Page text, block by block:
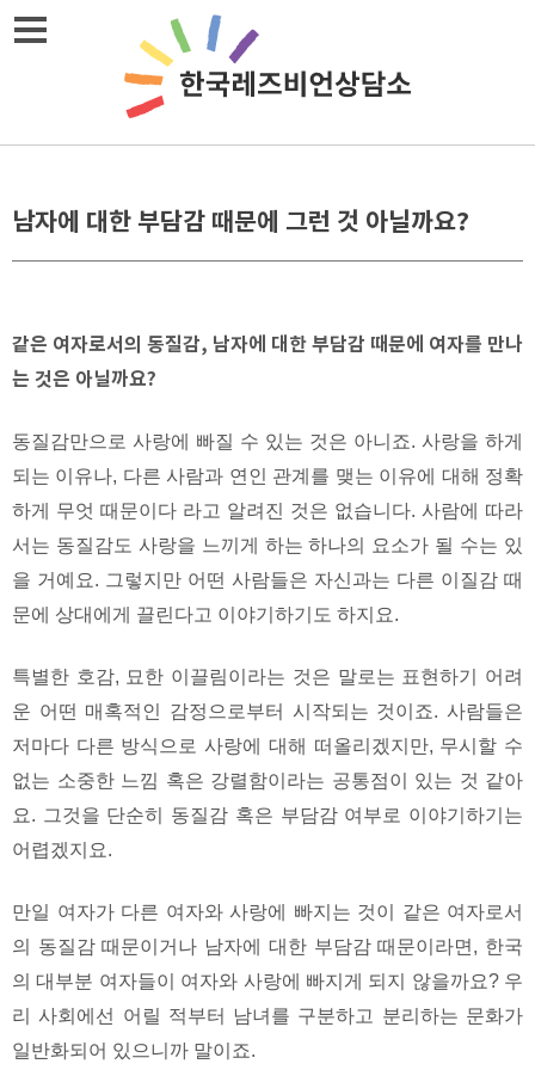
Skip
남자에 대한 부담감 때문에 그런 것 아닐까요?
같은 여자로서의 동질감, 남자에 대한 부담감 때문에 여자를 만나
는 것은 아닐까요?
동질감만으로 사랑에 빠질 수 있는 것은 아니죠. 사랑을 하게
되는 이유나, 다른 사람과 연인 관계를 맺는 이유에 대해 정확
하게 무엇 때문이다 라고 알려진 것은 없습니다. 사람에 따라
서는 동질감도 사랑을 느끼게 하는 하나의 요소가 될 수는 있
을 거예요. 그렇지만 어떤 사람들은 자신과는 다른 이질감 때
문에 상대에게 끌린다고 이야기하기도 하지요.
특별한 호감, 묘한 이끌림이라는 것은 말로는 표현하기 어려
운 어떤 매혹적인 감정으로부터 시작되는 것이죠. 사람들은
저마다 다른 방식으로 사랑에 대해 떠올리겠지만, 무시할 수
없는 소중한 느낌 혹은 강렬함이라는 공통점이 있는 것 같아
요. 그것을 단순히 동질감 혹은 부담감 여부로 이야기하기는
어렵겠지요.
만일 여자가 다른 여자와 사랑에 빠지는 것이 같은 여자로서
의 동질감 때문이거나 남자에 대한 부담감 때문이라면, 한국
의 대부분 여자들이 여자와 사랑에 빠지게 되지 않을까요? 우
리 사회에선 어릴 적부터 남녀를 구분하고 분리하는 문화가
일반화되어 있으니까 말이죠.